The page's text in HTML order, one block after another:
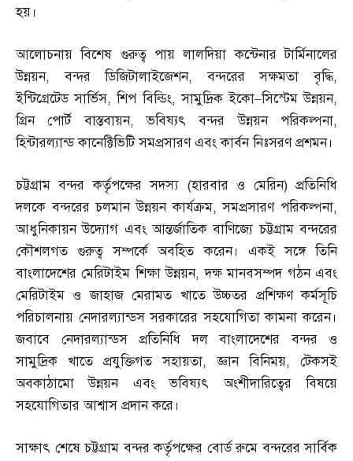
হয়।
আলোচনায় বিশেষ গুরুত্ব পায় লালদিয়া কন্টেনার টার্মিনালের
উন্নয়ন,বন্দর ডিজিটালাইজেশন,বন্দরের সক্ষমতা বৃদ্ধি,
ইন্টিগ্রেটেড সার্ভিস,শিপ বিল্ডিং,সামুদ্রিক ইকো–সিস্টেম উন্নয়ন,
গ্রিন পোর্ট বাস্তবায়ন,ভবিষ্যৎ বন্দর উন্নয়ন পরিকল্পনা,
হিন্টারল্যান্ড কানেক্টিভিটি সমপ্রসারণ এবং কার্বন নিঃসরণ প্রশমন।
চট্টগ্রাম বন্দর কর্তৃপক্ষের সদস্য (হারবার ও মেরিন)প্রতিনিধি
দলকে বন্দরের চলমান উন্নয়ন কার্যক্রম,সমপ্রসারণ পরিকল্পনা,
আধুনিকায়ন উদ্যোগ এবং আন্তর্জাতিক বাণিজ্যে চট্টগ্রাম বন্দরের
কৌশলগত গুরুত্ব সম্পর্কে অবহিত করেন। একই সঙ্গে তিনি
বাংলাদেশের মেরিটাইম শিক্ষা উন্নয়ন,দক্ষ মানবসম্পদ গঠন এবং
মেরিটাইম ও জাহাজ মেরামত খাতে উচ্চতর প্রশিক্ষণ কর্মসূচি
পরিচালনায় নেদারল্যান্ডস সরকারের সহযোগিতা কামনা করেন।
জবাবে নেদারল্যান্ডস প্রতিনিধি দল বাংলাদেশের বন্দর ও
সামুদ্রিক খাতে প্রযুক্তিগত সহায়তা,জ্ঞান বিনিময়, টেকসই
অবকাঠামো উন্নয়ন এবং ভবিষ্যৎ অংশীদারিত্বের বিষয়ে
সহযোগিতার আশ্বাস প্রদান করে।
সাক্ষাৎ শেষে চট্টগ্রাম বন্দর কর্তৃপক্ষের বোর্ড রুমে বন্দরের সার্বিক